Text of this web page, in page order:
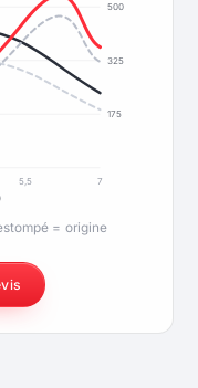
175
325
500
5,5
7
= origine